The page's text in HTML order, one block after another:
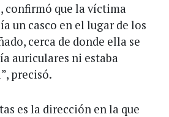
confirmó que la víctima
un casco en el lugar de los
cerca de donde ella se
auriculares ni estaba
precisó.
es la dirección en la que